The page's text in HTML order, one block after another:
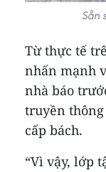
Sẵn
Từ thực tế
nhấn mạnh
nhà báo
truyền
cấp bách.
“Vì vậy, lớp